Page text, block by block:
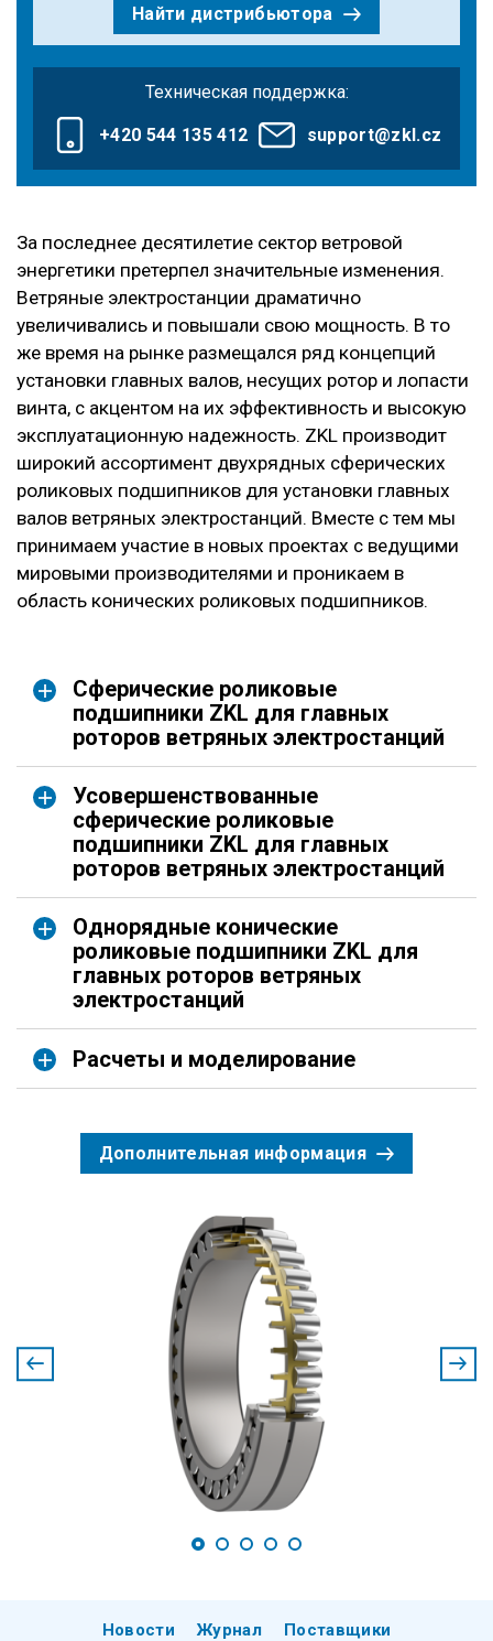
Найти дистрибьютора
Техническая поддержка:
+420 544 135 412 support@zkl.cz
За последнее десятилетие сектор ветровой
энергетики претерпел значительные изменения.
Ветряные электростанции драматично
увеличивались и повышали свою мощность. В то
же время на рынке размещался ряд концепций
установки главных валов, несущих ротор и лопасти
винта, с акцентом на их эффективность и высокую
эксплуатационную надежность. ZKL производит
широкий ассортимент двухрядных сферических
роликовых подшипников для установки главных
валов ветряных электростанций. Вместе с тем мы
принимаем участие в новых проектах с ведущими
мировыми производителями и проникаем в
область конических роликовых подшипников.
Сферические роликовые
подшипники ZKL для главных
роторов ветряных электростанций
Усовершенствованные
сферические роликовые
подшипники ZKL для главных
роторов ветряных электростанций
Однорядные конические
роликовые подшипники ZKL для
главных роторов ветряных
электростанций
Расчеты и моделирование
Дополнительная информация
Новости Журнал Поставщики